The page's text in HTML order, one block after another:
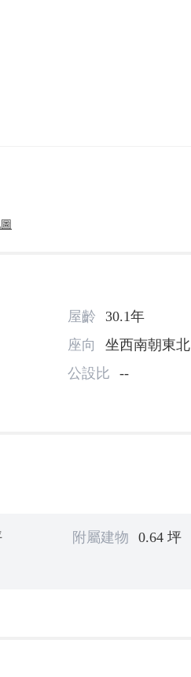
屋齡 30.1年
座向 坐西南朝東北
公設比 --
附屬建物 0.64 坪